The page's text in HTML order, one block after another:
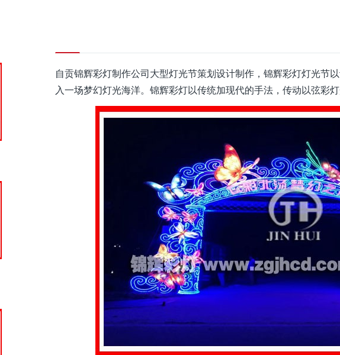
自贡锦辉彩灯制作公司大型灯光节策划设计制作，锦辉彩灯灯光节
入一场梦幻灯光海洋。锦辉彩灯以传统加现代的手法，传动以弦彩